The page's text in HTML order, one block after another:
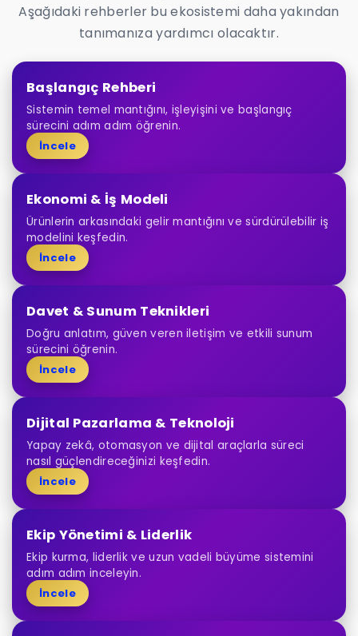
Aşağıdaki rehberler bu ekosistemi daha yakından
tanımanıza yardımcı olacaktır.
Başlangıç Rehberi
Sistemin temel mantığını, işleyişini ve başlangıç
sürecini adım adım öğrenin.
İncele
Ekonomi & İş Modeli
Ürünlerin arkasındaki gelir mantığını ve sürdürülebilir iş
modelini keşfedin.
İncele
Davet & Sunum Teknikleri
Doğru anlatım, güven veren iletişim ve etkili sunum
sürecini öğrenin.
İncele
Dijital Pazarlama & Teknoloji
Yapay zekâ, otomasyon ve dijital araçlarla süreci
nasıl güçlendireceğinizi keşfedin.
İncele
Ekip Yönetimi & Liderlik
Ekip kurma, liderlik ve uzun vadeli büyüme sistemini
adım adım inceleyin.
İncele